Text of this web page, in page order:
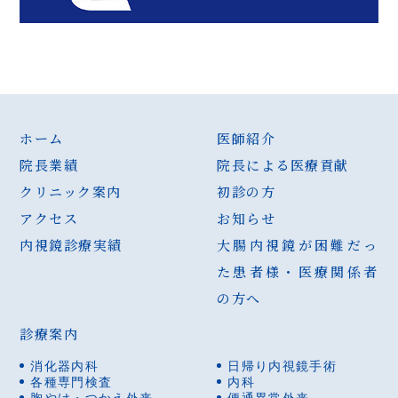
ホーム
医師紹介
院長業績
院長による医療貢献
クリニック案内
初診の方
アクセス
お知らせ
内視鏡診療実績
大腸内視鏡が困難だっ
た患者様・医療関係者
の方へ
診療案内
消化器内科
日帰り内視鏡手術
各種専門検査
内科